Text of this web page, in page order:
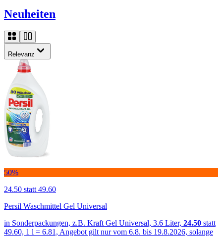
Neuheiten
Relevanz
50%
24.50 statt 49.60
Persil Waschmittel Gel Universal
in Sonderpackungen, z.B. Kraft Gel Universal, 3.6 Liter, 24.50 statt
49.60, 1 l = 6.81, Angebot gilt nur vom 6.8. bis 19.8.2026, solange